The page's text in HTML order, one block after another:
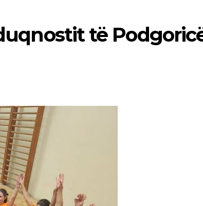
të